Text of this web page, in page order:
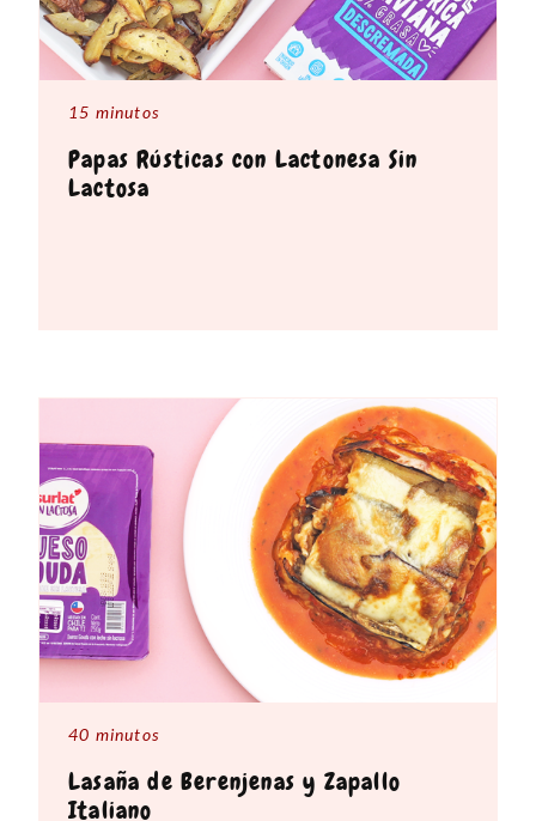
15 minutos
Papas Rústicas con Lactonesa Sin
Lactosa
40 minutos
Lasaña de Berenjenas y Zapallo
Italiano